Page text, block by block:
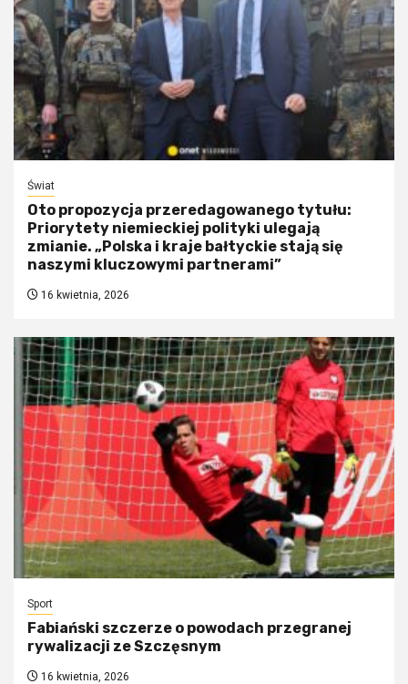
Świat
Oto propozycja przeredagowanego tytułu:
Priorytety niemieckiej polityki ulegają
zmianie. „Polska i kraje bałtyckie stają się
naszymi kluczowymi partnerami”
16 kwietnia, 2026
Sport
Fabiański szczerze o powodach przegranej
rywalizacji ze Szczęsnym
16 kwietnia, 2026